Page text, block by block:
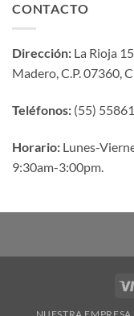
CONTACTO
Dirección: La Rioja
Madero, C.P. 07360,
Teléfonos: (55)
Horario: Lunes-
9:30am-3:00pm.